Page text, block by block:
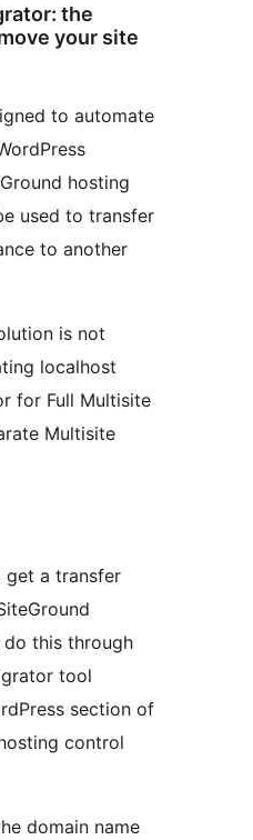
the
your site
to automate
hosting
used to transfer
to another
is not
localhost
for Full Multisite
Multisite
get a transfer
do this through
tool
section of
control
domain name